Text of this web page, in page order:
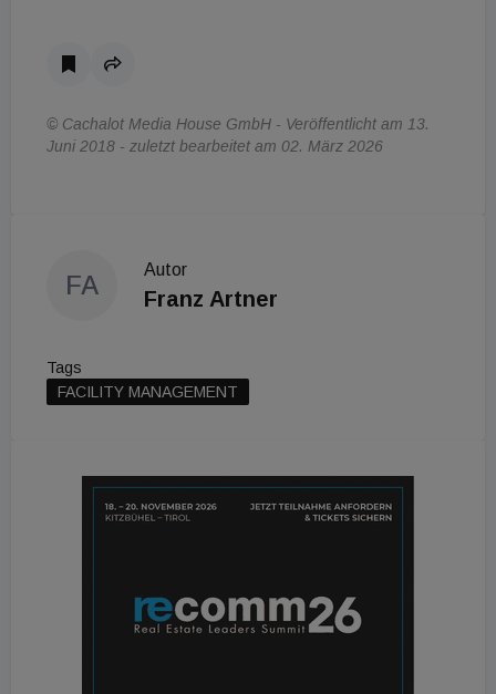
© Cachalot Media House GmbH - Veröffentlicht am 13.
Juni 2018 - zuletzt bearbeitet am 02. März 2026
FA
Autor
Franz Artner
Tags
FACILITY MANAGEMENT